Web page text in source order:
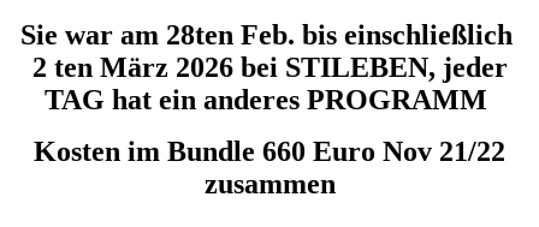
Sie war am 28ten Feb. bis einschließlich
2 ten März 2026 bei STILEBEN, jeder
TAG hat ein anderes PROGRAMM
Kosten im Bundle 660 Euro Nov 21/22
zusammen